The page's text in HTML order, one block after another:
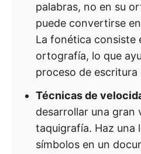
palabras, no en su
puede convertirse
La fonética consiste
ortografía, lo que
proceso de escritura
Técnicas de
desarrollar una gran
taquigrafía. Haz una
símbolos en un